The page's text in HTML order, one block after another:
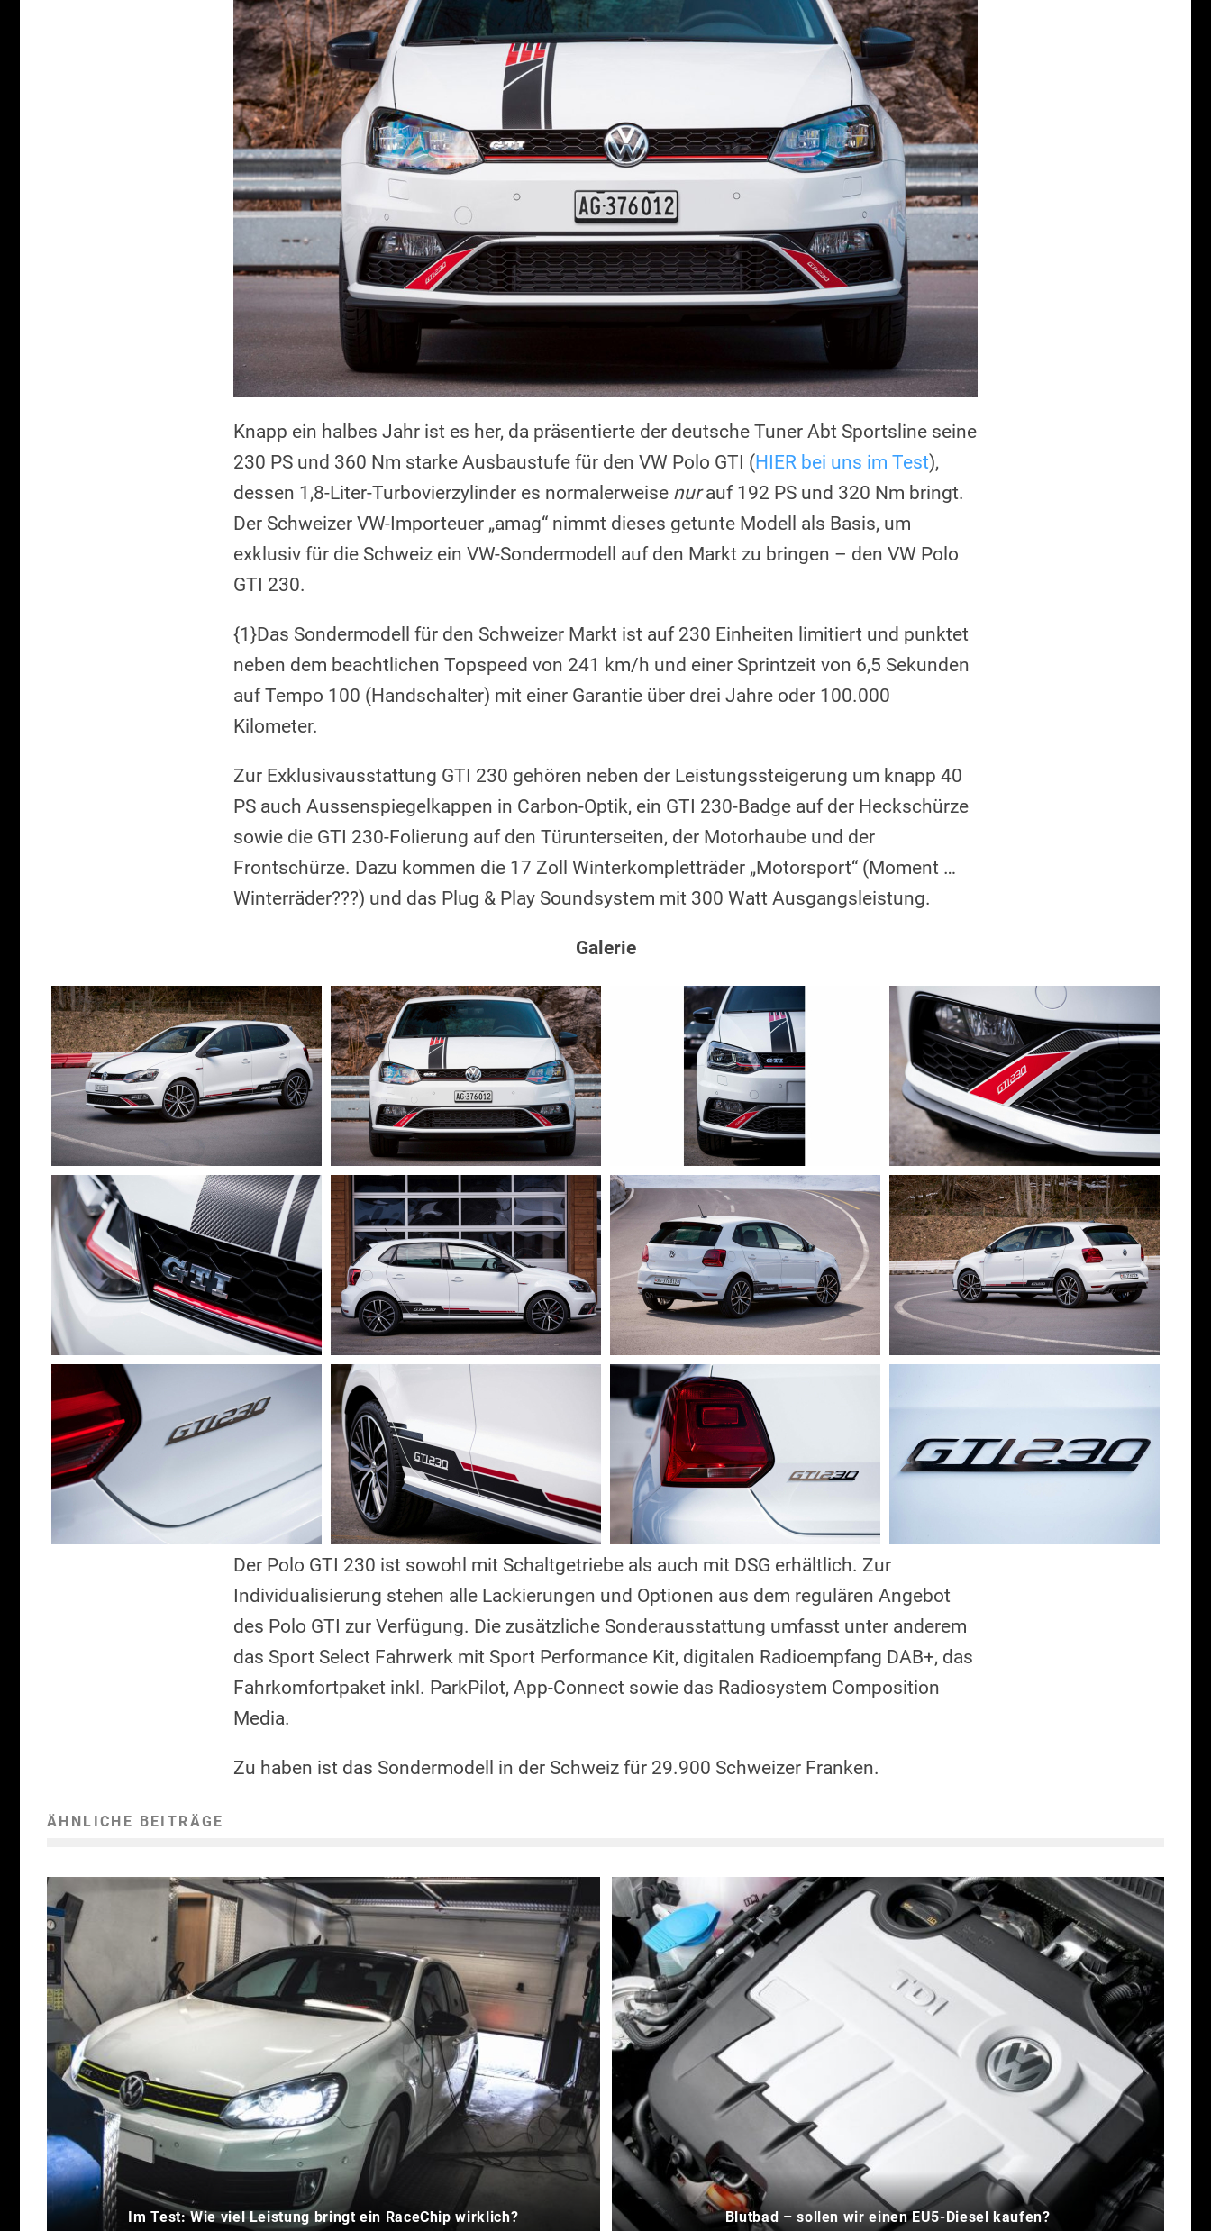
Knapp ein halbes Jahr ist es her, da präsentierte der deutsche Tuner Abt Sportsline seine
230 PS und 360 Nm starke Ausbaustufe für den VW Polo GTI (HIER bei uns im Test),
dessen 1,8-Liter-Turbovierzylinder es normalerweise nurauf 192 PS und 320 Nm bringt.
Der Schweizer VW-Importeuer „amag“ nimmt dieses getunte Modell als Basis, um
exklusiv für die Schweiz ein VW-Sondermodell auf den Markt zu bringen – den VW Polo
GTI 230.
{1}Das Sondermodell für den Schweizer Markt ist auf 230 Einheiten limitiert und punktet
neben dem beachtlichen Topspeed von 241 km/h und einer Sprintzeit von 6,5 Sekunden
auf Tempo 100 (Handschalter) mit einer Garantie über drei Jahre oder 100.000
Kilometer.
Zur Exklusivausstattung GTI 230 gehören neben der Leistungssteigerung um knapp 40
PS auch Aussenspiegelkappen in Carbon-Optik, ein GTI 230-Badge auf der Heckschürze
sowie die GTI 230-Folierung auf den Türunterseiten, der Motorhaube und der
Frontschürze. Dazu kommen die 17 Zoll Winterkompletträder „Motorsport“ (Moment …
Winterräder???) und das Plug & Play Soundsystem mit 300 Watt Ausgangsleistung.
Galerie
Der Polo GTI 230 ist sowohl mit Schaltgetriebe als auch mit DSG erhältlich. Zur
Individualisierung stehen alle Lackierungen und Optionen aus dem regulären Angebot
des Polo GTI zur Verfügung. Die zusätzliche Sonderausstattung umfasst unter anderem
das Sport Select Fahrwerk mit Sport Performance Kit, digitalen Radioempfang DAB+, das
Fahrkomfortpaket inkl. ParkPilot, App-Connect sowie das Radiosystem Composition
Media.
Zu haben ist das Sondermodell in der Schweiz für 29.900 Schweizer Franken.
ÄHNLICHE BEITRÄGE
Im Test: Wie viel Leistung bringt ein RaceChip wirklich? Blutbad – sollen wir einen EU5-Diesel kaufen?